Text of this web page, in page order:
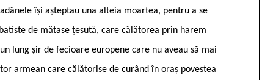
își așteptau una alteia moartea, pentru a se
de mătase țesută, care călătorea prin harem
lung șir de fecioare europene care nu aveau să mai
armean care călătorise de curând în oraș povestea